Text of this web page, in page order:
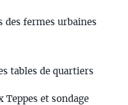
des fermes urbaines
tables de quartiers
Teppes et sondage